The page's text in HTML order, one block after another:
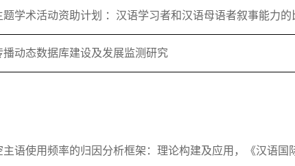
学术活动资助计划 ：汉语学习者和汉语母语者叙事能力的
动态数据库建设及发展监测研究
语使用频率的归因分析框架：理论构建及应用，《汉语国